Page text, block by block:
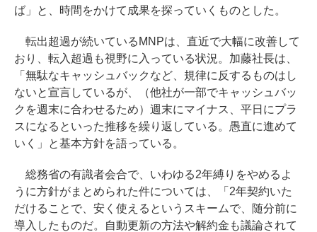
ば」と、時間をかけて成果を探っていくものとした。
転出超過が続いているMNPは、直近で大幅に改善して
おり、転入超過も視野に入っている状況。加藤社長は、
「無駄なキャッシュバックなど、規律に反するものはし
ないと宣言しているが、（他社が一部でキャッシュバッ
クを週末に合わせるため）週末にマイナス、平日にプラ
スになるといった推移を繰り返している。愚直に進めて
いく」と基本方針を語っている。
総務省の有識者会合で、いわゆる2年縛りをやめるよ
うに方針がまとめられた件については、「2年契約いた
だけることで、安く使えるというスキームで、随分前に
導入したものだ。自動更新の方法や解約金も議論されて